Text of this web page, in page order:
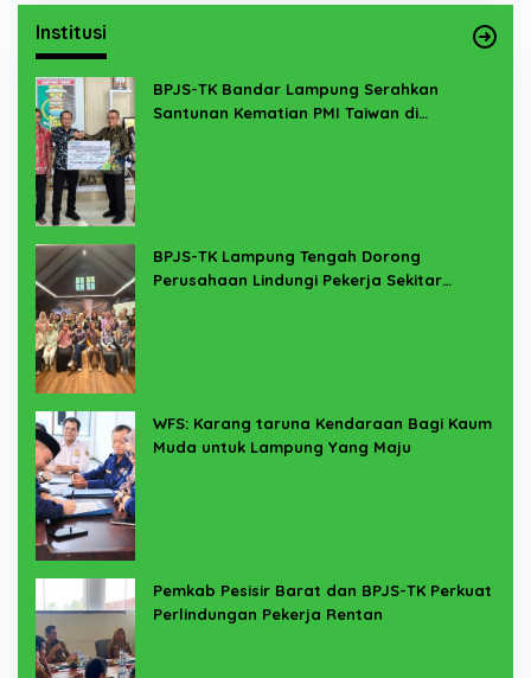
Institusi
BPJS-TK Bandar Lampung Serahkan
Santunan Kematian PMI Taiwan di
BPJS-TK Lampung Tengah Dorong
Perusahaan Lindungi Pekerja Sekitar
WFS: Karang taruna Kendaraan Bagi Kaum
Muda untuk Lampung Yang Maju
Pemkab Pesisir Barat dan BPJS-TK Perkuat
Perlindungan Pekerja Rentan